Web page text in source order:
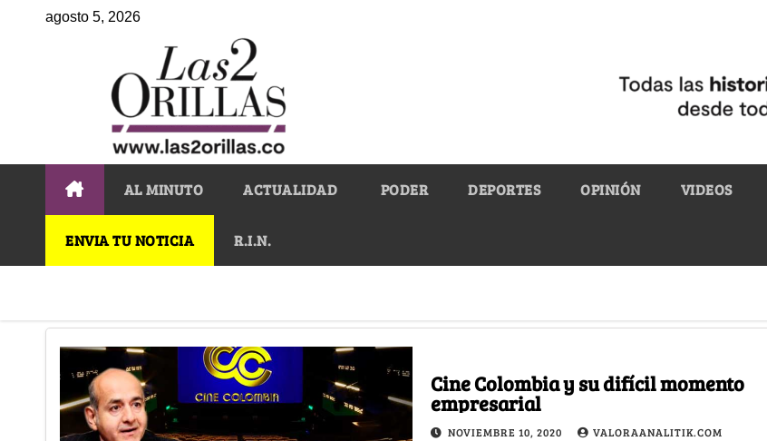
agosto 5, 2026
AL MINUTO ACTUALIDAD PODER DEPORTES OPINIÓN VIDEOS
ENVIA TU NOTICIA R.I.N.
Cine Colombia y su difícil momento
empresarial
NOVIEMBRE 10, 2020 VALORAANALITIK.COM